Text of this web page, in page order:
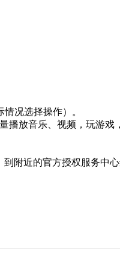
况选择操作）。
播放音乐、视频，玩游戏
附近的官方授权服务中